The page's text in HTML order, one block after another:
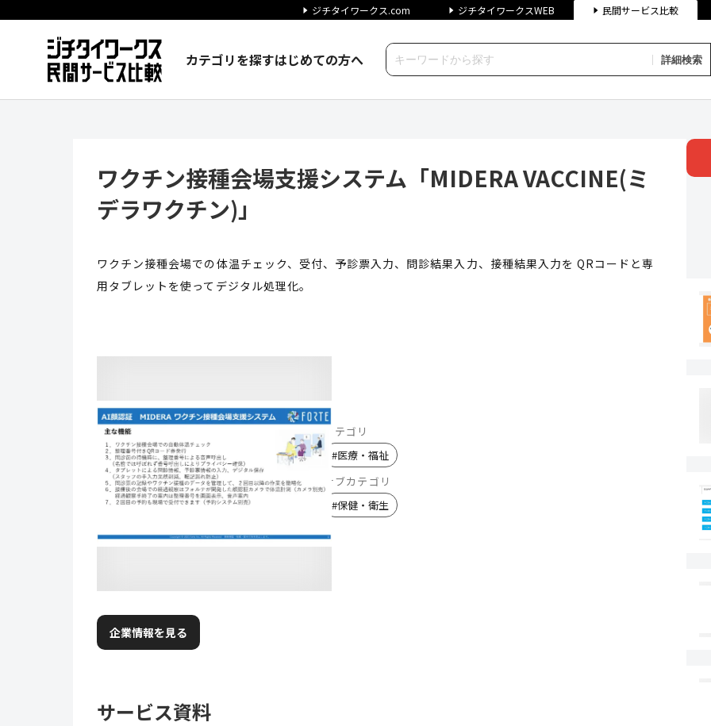
ジチタイワークス.com ジチタイワークスWEB 民間サービス比較
カテゴリを探すはじめての方へ 詳細検索
ワクチン接種会場支援システム「MIDERA VACCINE(ミ
デラワクチン)」
ワクチン接種会場での体温チェック、受付、予診票入力、問診結果入力、接種結果入力を QRコードと専
用タブレットを使ってデジタル処理化。
カテゴリ
#医療・福祉
サブカテゴリ
#保健・衛生
企業情報を見る
サービス資料